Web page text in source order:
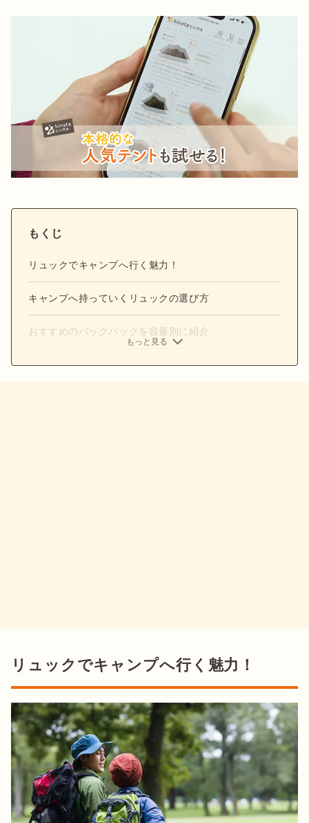
もくじ
リュックでキャンプへ行く魅力！
キャンプへ持っていくリュックの選び方
おすすめのバックパックを容量別に紹介
もっと見る
リュックでキャンプへ行く魅力！